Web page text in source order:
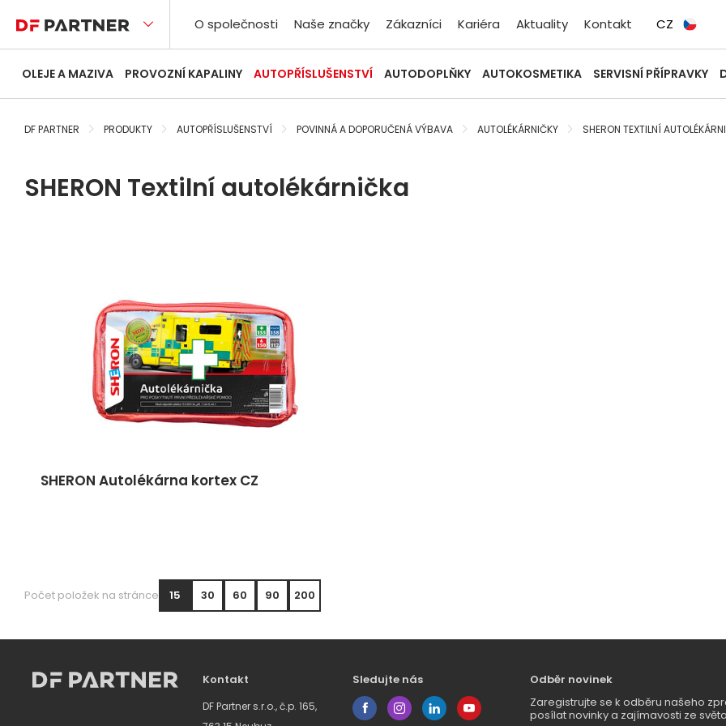
O společnosti Naše značky Zákazníci Kariéra Aktuality Kontakt CZ
OLEJE A MAZIVA PROVOZNÍ KAPALINY AUTOPŘÍSLUŠENSTVÍ AUTODOPLŇKY AUTOKOSMETIKA SERVISNÍ PŘÍPRAVKY
DF PARTNER PRODUKTY AUTOPŘÍSLUŠENSTVÍ POVINNÁ A DOPORUČENÁ VÝBAVA AUTOLÉKÁRNIČKY SHERON TEXTILNÍ
SHERON Textilní autolékárnička
SHERON Autolékárna kortex CZ
Počet položek na stránce 15 30 60 90 200
Kontakt
DF Partner s.r.o., č.p. 165,
Sledujte nás
Odběr novinek
Zaregistrujte se k odběru našeho
posílat novinky a zajímavosti ze světa